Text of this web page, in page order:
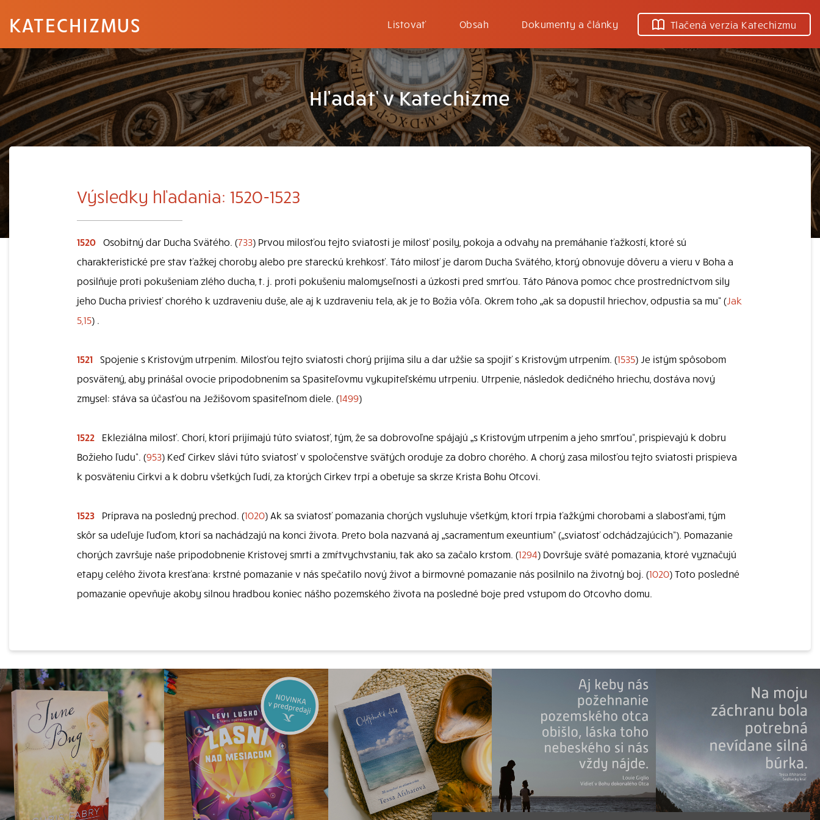
KATECHIZMUS Listovať Obsah Dokumenty a články Tlačená verzia Katechizmu
Hľadať v Katechizme
Výsledky hľadania: 1520-1523
1520 Osobitný dar Ducha Svätého. (733) Prvou milosťou tejto sviatosti je milosť posily, pokoja a odvahy na premáhanie ťažkostí, ktoré sú
charakteristické pre stav ťažkej choroby alebo pre stareckú krehkosť. Táto milosť je darom Ducha Svätého, ktorý obnovuje dôveru a vieru v Boha a
posilňuje proti pokušeniam zlého ducha, t. j. proti pokušeniu malomyseľnosti a úzkosti pred smrťou. Táto Pánova pomoc chce prostredníctvom sily
jeho Ducha priviesť chorého k uzdraveniu duše, ale aj k uzdraveniu tela, ak je to Božia vôľa. Okrem toho „ak sa dopustil hriechov, odpustia sa mu“ (Jak
5,15) .
1521 Spojenie s Kristovým utrpením. Milosťou tejto sviatosti chorý prijíma silu a dar užšie sa spojiť s Kristovým utrpením. (1535) Je istým spôsobom
posvätený, aby prinášal ovocie pripodobnením sa Spasiteľovmu vykupiteľskému utrpeniu. Utrpenie, následok dedičného hriechu, dostáva nový
zmysel: stáva sa účasťou na Ježišovom spasiteľnom diele. (1499)
1522
Ekleziálna milosť. Chorí, ktorí prijímajú túto sviatosť, tým, že sa dobrovoľne spájajú „s Kristovým utrpením a jeho smrťou“, prispievajú k dobru
Božieho ľudu“. (953) Keď Cirkev slávi túto sviatosť v spoločenstve svätých oroduje za dobro chorého. A chorý zasa milosťou tejto sviatosti prispieva
k posväteniu Cirkvi a k dobru všetkých ľudí, za ktorých Cirkev trpí a obetuje sa skrze Krista Bohu Otcovi.
1523 Príprava na posledný prechod. (1020) Ak sa sviatosť pomazania chorých vysluhuje všetkým, ktorí trpia ťažkými chorobami a slabosťami, tým
skôr sa udeľuje ľuďom, ktorí sa nachádzajú na konci života. Preto bola nazvaná aj „sacramentum exeuntium“ („sviatosť odchádzajúcich“). Pomazanie
chorých završuje naše pripodobnenie Kristovej smrti a zmŕtvychvstaniu, tak ako sa začalo krstom. (1294) Dovršuje sväté pomazania, ktoré vyznačujú
etapy celého života kresťana: krstné pomazanie v nás spečatilo nový život a birmovné pomazanie nás posilnilo na životný boj. (1020) Toto posledné
pomazanie opevňuje akoby silnou hradbou koniec nášho pozemského života na posledné boje pred vstupom do Otcovho domu.